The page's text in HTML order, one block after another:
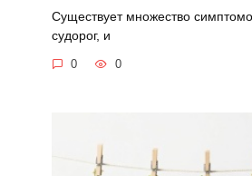
Существует множество
судорог, и
0 0